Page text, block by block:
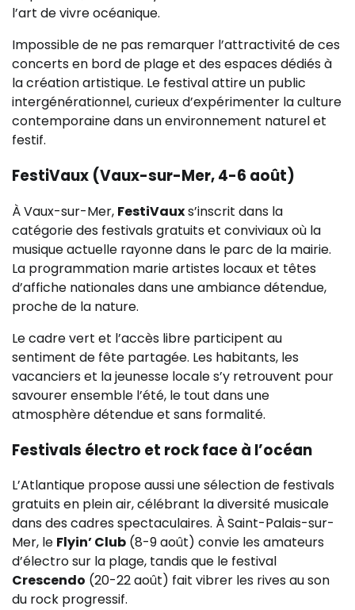
l’art de vivre océanique.
Impossible de ne pas remarquer l’attractivité de ces
concerts en bord de plage et des espaces dédiés à
la création artistique. Le festival attire un public
intergénérationnel, curieux d’expérimenter la culture
contemporaine dans un environnement naturel et
festif.
FestiVaux (Vaux-sur-Mer, 4-6 août)
À Vaux-sur-Mer, FestiVauxs’inscrit dans la
catégorie des festivals gratuits et conviviaux où la
musique actuelle rayonne dans le parc de la mairie.
La programmation marie artistes locaux et têtes
d’affiche nationales dans une ambiance détendue,
proche de la nature.
Le cadre vert et l’accès libre participent au
sentiment de fête partagée. Les habitants, les
vacanciers et la jeunesse locale s’y retrouvent pour
savourer ensemble l’été, le tout dans une
atmosphère détendue et sans formalité.
Festivals électro et rock face à l’océan
L’Atlantique propose aussi une sélection de festivals
gratuits en plein air, célébrant la diversité musicale
dans des cadres spectaculaires. À Saint-Palais-sur-
Mer, le Flyin’ Club (8-9 août) convie les amateurs
d’électro sur la plage, tandis que le festival
Crescendo (20-22 août) fait vibrer les rives au son
du rock progressif.